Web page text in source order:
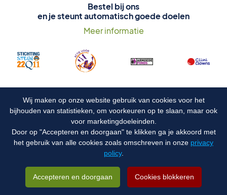
Wij maken op onze website gebruik van cookies voor het
bijhouden van statistieken, om voorkeuren op te slaan, maar ook
voor marketingdoeleinden.
Door op "Accepteren en doorgaan" te klikken ga je akkoord met
het gebruik van alle cookies zoals omschreven in onze privacy
policy.
Accepteren en doorgaan Cookies blokkeren
Bestel bij ons
en je steunt automatisch goede doelen
Meer informatie
Betaal veilig met: